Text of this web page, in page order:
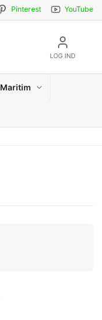
Pinterest YouTube
LOG IND
Maritim